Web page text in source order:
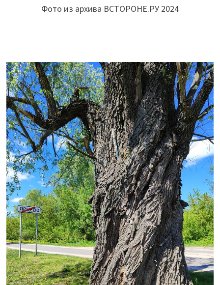
Фото из архива ВСТОРОНЕ.РУ 2024